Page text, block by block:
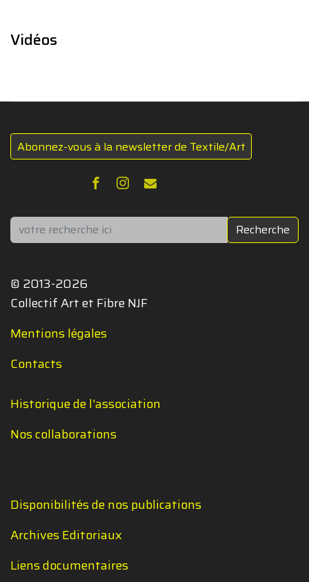
Vidéos
Abonnez-vous à la newsletter de Textile/Art
Rechercher Recherche
© 2013-2026
Collectif Art et Fibre NJF
Mentions légales
Contacts
Historique de l'association
Nos collaborations
Disponibilités de nos publications
Archives Editoriaux
Liens documentaires